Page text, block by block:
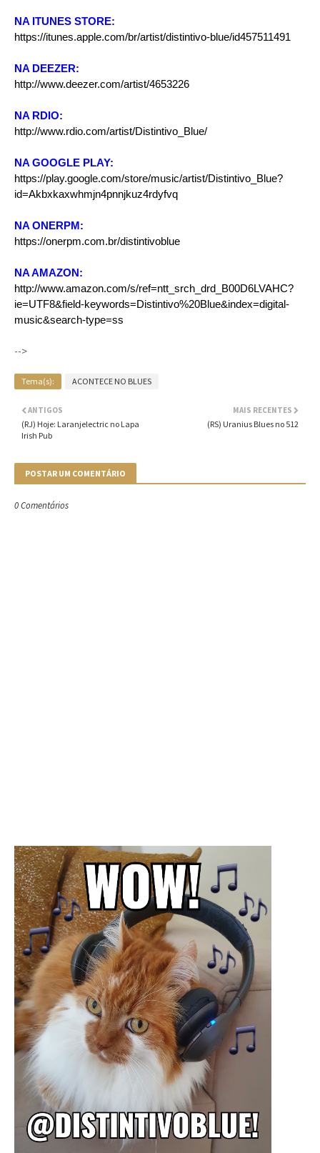
NA ITUNES STORE:
https://itunes.apple.com/br/artist/distintivo-blue/id457511491
NA DEEZER:
http://www.deezer.com/artist/4653226
NA RDIO:
http://www.rdio.com/artist/Distintivo_Blue/
NA GOOGLE PLAY:
https://play.google.com/store/music/artist/Distintivo_Blue?
id=Akbxkaxwhmjn4pnnjkuz4rdyfvq
NA ONERPM:
https://onerpm.com.br/distintivoblue
NA AMAZON:
http://www.amazon.com/s/ref=ntt_srch_drd_B00D6LVAHC?
ie=UTF8&field-keywords=Distintivo%20Blue&index=digital-
music&search-type=ss
-->
Tema(s): ACONTECE NO BLUES
MAIS RECENTES
(RS) Uranius Blues no 512
ANTIGOS
(RJ) Hoje: Laranjelectric no Lapa
Irish Pub
POSTAR UM COMENTÁRIO
0 Comentários